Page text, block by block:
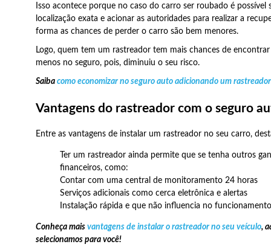
Isso acontece porque no caso do carro ser roubado é possível
localização exata e acionar as autoridades para realizar a
forma as chances de perder o carro são bem menores.
Logo, quem tem um rastreador tem mais chances de
menos no seguro, pois, diminuiu o seu risco.
Saiba como economizar no seguro auto adicionando um
Vantagens do rastreador com o seguro
Entre as vantagens de instalar um rastreador no seu carro,
Ter um rastreador ainda permite que se tenha outros
financeiros, como:
Contar com uma central de monitoramento 24 horas
Serviços adicionais como cerca eletrônica e alertas
Instalação rápida e que não influencia no
Conheça mais vantagens de instalar o rastreador no seu veículo,
selecionamos para você!